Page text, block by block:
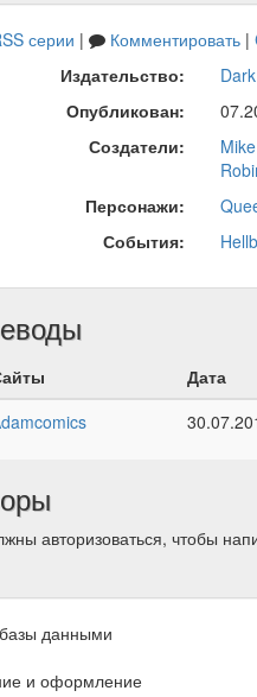
серии | Комментировать|
Издательство:
Опубликован:
Создатели:
Персонажи:
События:
Дата
авторизоваться, чтобы
данными
и оформление